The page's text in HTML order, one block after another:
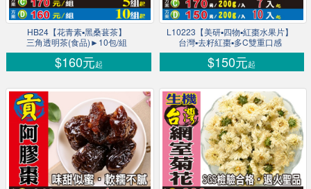
HB24【花青素▪黑桑葚茶】
三角透明茶(食品)►10包/組
$160元起
L10223【美研▪四物▪紅棗水果片】
台灣▪去籽紅棗▪多C雙重口感
$150元起